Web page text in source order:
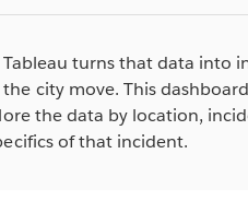
turns that data into
city move. This
the data by location,
of that incident.